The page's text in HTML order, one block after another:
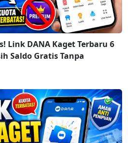
Link DANA Kaget Terbaru 6
Saldo Gratis Tanpa